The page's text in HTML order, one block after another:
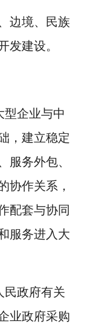
边境、民族
建设。
企业与中
，建立稳定
务外包、
协作关系，
配套与协同
服务进入大
政府有关
业政府采购